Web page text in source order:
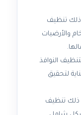
تنظيف
والأرضيات
النوافذ
لتحقيق
تنظيف